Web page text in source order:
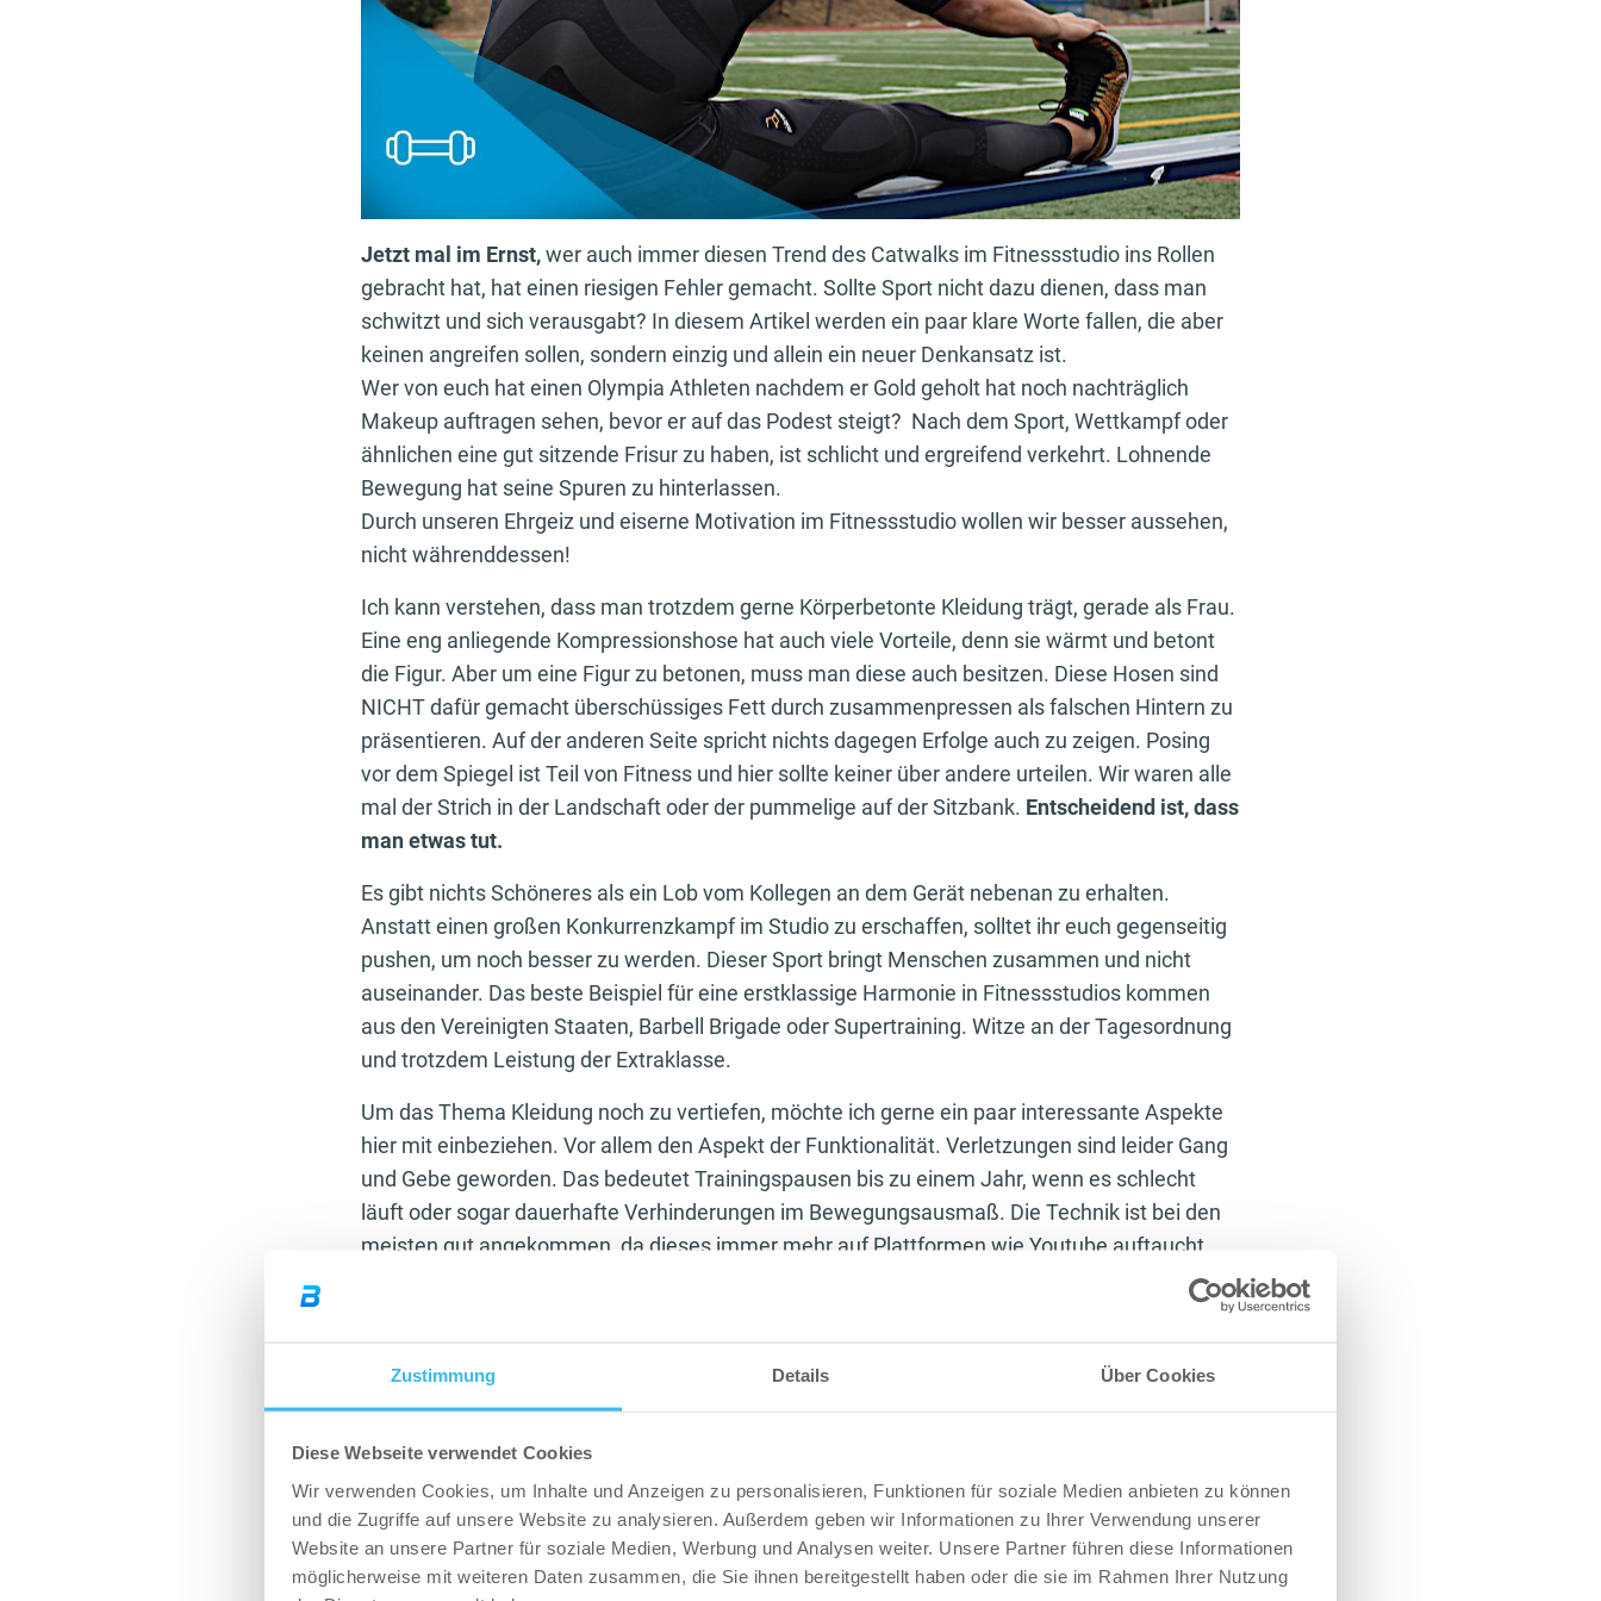
Zustimmung Details Über Cookies
Diese Webseite verwendet Cookies
Wir verwenden Cookies, um Inhalte und Anzeigen zu personalisieren, Funktionen für soziale Medien anbieten zu können
und die Zugriffe auf unsere Website zu analysieren. Außerdem geben wir Informationen zu Ihrer Verwendung unserer
Website an unsere Partner für soziale Medien, Werbung und Analysen weiter. Unsere Partner führen diese Informationen
möglicherweise mit weiteren Daten zusammen, die Sie ihnen bereitgestellt haben oder die sie im Rahmen Ihrer Nutzung
Jetzt mal im Ernst,wer auch immer diesen Trend des Catwalks im Fitnessstudio ins Rollen
gebracht hat, hat einen riesigen Fehler gemacht. Sollte Sport nicht dazu dienen, dass man
schwitzt und sich verausgabt? In diesem Artikel werden ein paar klare Worte fallen, die aber
keinen angreifen sollen, sondern einzig und allein ein neuer Denkansatz ist.
Wer von euch hat einen Olympia Athleten nachdem er Gold geholt hat noch nachträglich
Makeup auftragen sehen, bevor er auf das Podest steigt? Nach dem Sport, Wettkampf oder
ähnlichen eine gut sitzende Frisur zu haben, ist schlicht und ergreifend verkehrt. Lohnende
Bewegung hat seine Spuren zu hinterlassen.
Durch unseren Ehrgeiz und eiserne Motivation im Fitnessstudio wollen wir besser aussehen,
nicht währenddessen!
Ich kann verstehen, dass man trotzdem gerne Körperbetonte Kleidung trägt, gerade als Frau.
Eine eng anliegende Kompressionshose hat auch viele Vorteile, denn sie wärmt und betont
die Figur. Aber um eine Figur zu betonen, muss man diese auch besitzen. Diese Hosen sind
NICHT dafür gemacht überschüssiges Fett durch zusammenpressen als falschen Hintern zu
präsentieren. Auf der anderen Seite spricht nichts dagegen Erfolge auch zu zeigen. Posing
vor dem Spiegel ist Teil von Fitness und hier sollte keiner über andere urteilen. Wir waren alle
mal der Strich in der Landschaft oder der pummelige auf der Sitzbank. Entscheidend ist, dass
man etwas tut.
Es gibt nichts Schöneres als ein Lob vom Kollegen an dem Gerät nebenan zu erhalten.
Anstatt einen großen Konkurrenzkampf im Studio zu erschaffen, solltet ihr euch gegenseitig
pushen, um noch besser zu werden. Dieser Sport bringt Menschen zusammen und nicht
auseinander. Das beste Beispiel für eine erstklassige Harmonie in Fitnessstudios kommen
aus den Vereinigten Staaten, Barbell Brigade oder Supertraining. Witze an der Tagesordnung
und trotzdem Leistung der Extraklasse.
Um das Thema Kleidung noch zu vertiefen, möchte ich gerne ein paar interessante Aspekte
hier mit einbeziehen. Vor allem den Aspekt der Funktionalität. Verletzungen sind leider Gang
und Gebe geworden. Das bedeutet Trainingspausen bis zu einem Jahr, wenn es schlecht
läuft oder sogar dauerhafte Verhinderungen im Bewegungsausmaß. Die Technik ist bei den
meisten gut angekommen, da dieses immer mehr auf Plattformen wie Youtube auftaucht.
Auch Mobility sieht man häufiger in Studios, was eine super Sache ist. Die Gedanken gehen
zwischen den Sätzen. Egal wie gut wir die Schulter vor dem Brusttraining erwärmt haben,
wenn diese kalt wird während unseren Pausen, sind wir in hoher Gefahr. Sicher haben einige
von euch es schon bemerkt, dass sie mit einem dicken Pullover ein ganz anderes
Trainingsgefühl bekommen, denn ihre Gelenke im Oberkörper bleiben erwärmt. Der Nachteil
von Material aus Baumwolle ist, dass es nass wird und dann auch kalt werden kann.
Kompressionskleidung weiß dieses Problem gut zu umgehen. Und sind wir mal ehrlich, das
Rumposen in enger Kompressionskleidung ist doch fast beeindruckender als in einem